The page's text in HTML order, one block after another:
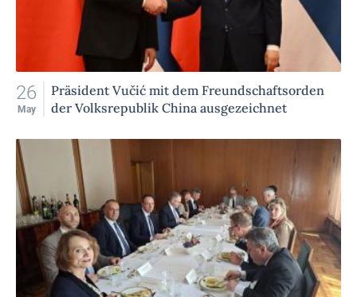
26
May
Präsident Vučić mit dem Freundschaftsorden
der Volksrepublik China ausgezeichnet